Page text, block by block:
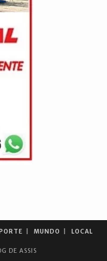
MUNDO LOCAL
DE ASSIS